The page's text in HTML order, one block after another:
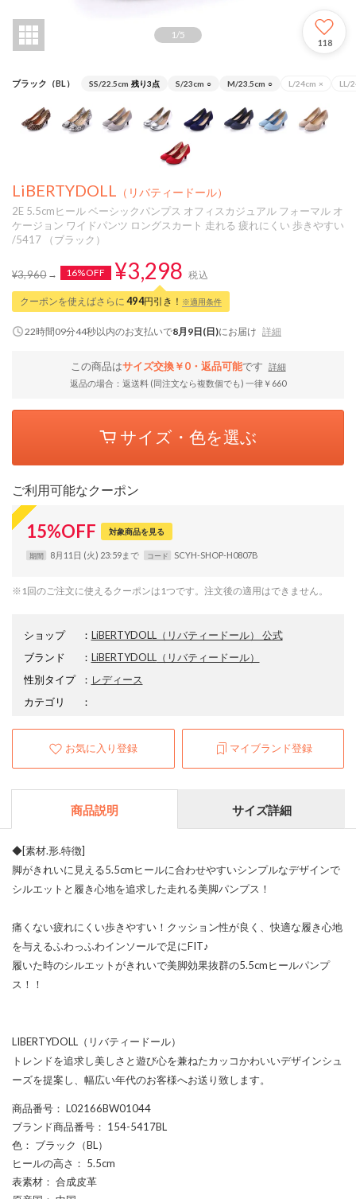
1 /5
118
ブラック（BL） SS/22.5cm 残り3点 S/23cm ○ M/23.5cm ○ L/24cm × LL/
LiBERTYDOLL （リバティードール）
2E 5.5cmヒール ベーシックパンプス オフィスカジュアル フォーマル オ
ケージョン ワイドパンツ ロングスカート 走れる 疲れにくい 歩きやすい
/5417 （ブラック）
¥3,960 16%OFF ¥3,298 税込
クーポンを使えばさらに 494円引き！ ※適用条件
22時間09分44秒以内のお支払いで8月9日(日)にお届け 詳細
この商品はサイズ交換￥0・返品可能です
詳細
返品の場合：返送料 (同注文なら複数個でも) 一律￥660
サイズ・色を選ぶ
ご利用可能なクーポン
15%OFF 対象商品を見る
期間 8月11日 (火) 23:59まで コード SCYH-SHOP-H0807B
※1回のご注文に使えるクーポンは1つです。注文後の適用はできません。
ショップ ： LiBERTYDOLL（リバティードール） 公式
ブランド
： LiBERTYDOLL
（リバティードール）
性別タイプ
： レディース
カテゴリ
：
お気に入り登録 マイブランド登録
商品説明 サイズ詳細
◆[素材.形.特徴]
脚がきれいに見える5.5cmヒールに合わせやすいシンプルなデザインで
シルエットと履き心地を追求した走れる美脚パンプス！
痛くない疲れにくい歩きやすい！クッション性が良く、快適な履き心地
を与えるふわっふわインソールで足にFIT♪
履いた時のシルエットがきれいで美脚効果抜群の5.5cmヒールパンプ
ス！！
LIBERTYDOLL（リバティードール）
トレンドを追求し美しさと遊び心を兼ねたカッコかわいいデザインシュ
ーズを提案し、幅広い年代のお客様へお送り致します。
商品番号 ： L02166BW01044
ブランド商品番号 ： 154-5417BL
色 ： ブラック（BL）
ヒールの高さ ： 5.5cm
表素材 ： 合成皮革